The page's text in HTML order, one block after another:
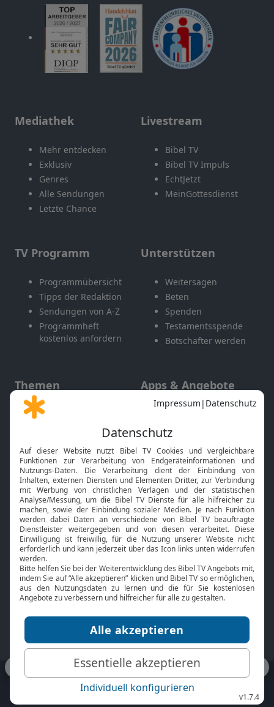
Mediathek
Mehr entdecken
Exklusiv
Genres
Alle Sendungen
Letzte Chance
Livestream
Bibel TV
Bibel TV Impuls
EchtJetzt
MeinGottesdienst
TV Programm
Programmübersicht
Tipps der Redaktion
Sendungen von A-Z
Programmheft
kostenlos anfordern
Unterstützen
Weitersagen
Beten
Spenden
Testamentsspende
Botschafter werden
Themen
Gott und Bibel erklärt
Neuigkeiten
Apps & Angebote
Mobile App
Smart TV
HbbTV
Bibelthek Online-Bibel
Nächster Gottesdienst
Bibel TV
Über uns
Jobs
Mediadaten
Service
Kontakt
TV-Empfang
bibeltv.de: Impressum
Datenschutz
Nutzungsbedingungen
Fakten Bibel TV App